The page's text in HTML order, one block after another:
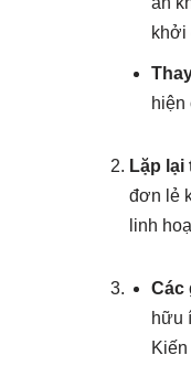
khởi
hiện
Lặp
đơn lẻ
linh
Các
hữu